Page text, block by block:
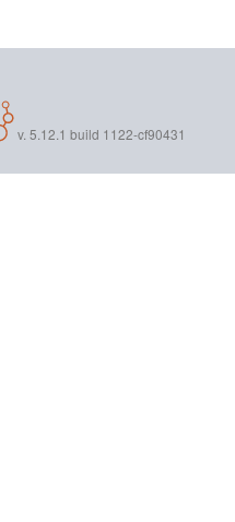
v. 5.12.1 build 1122-cf90431